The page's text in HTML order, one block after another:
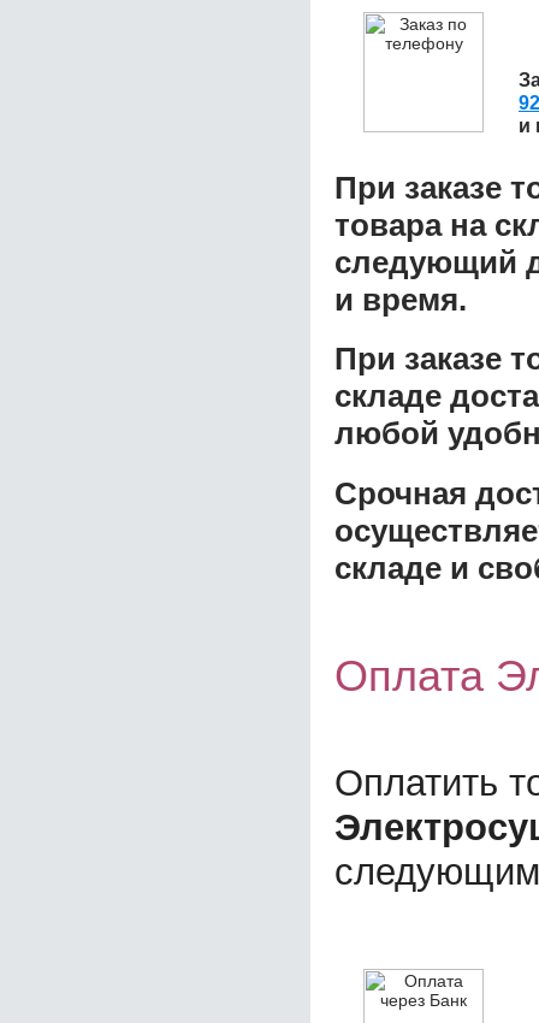
и
При заказе
товара на
следующий
и время.
При заказе
складе
любой
Срочная
складе и
Оплата
Оплатить